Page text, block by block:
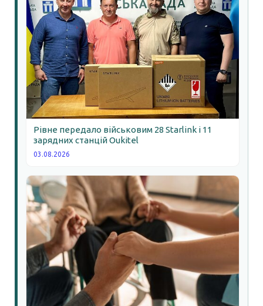
Рівне передало військовим 28 Starlink і 11
зарядних станцій Oukitel
03.08.2026